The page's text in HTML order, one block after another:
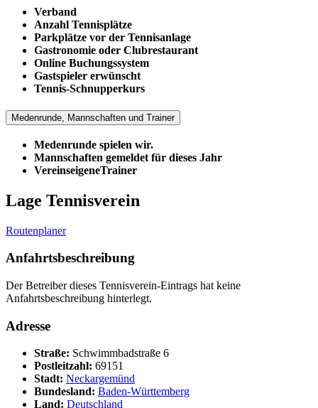
Verband
Anzahl Tennisplätze
Parkplätze vor der Tennisanlage
Gastronomie oder Clubrestaurant
Online Buchungssystem
Gastspieler erwünscht
Tennis-Schnupperkurs
Medenrunde, Mannschaften und Trainer
Medenrunde spielen wir.
Mannschaften gemeldet für dieses Jahr
VereinseigeneTrainer
Lage Tennisverein
Routenplaner
Anfahrtsbeschreibung
Der Betreiber dieses Tennisverein-Eintrags hat keine
Anfahrtsbeschreibung hinterlegt.
Adresse
Straße: Schwimmbadstraße 6
Postleitzahl: 69151
Stadt: Neckargemünd
Bundesland: Baden-Württemberg
Land: Deutschland